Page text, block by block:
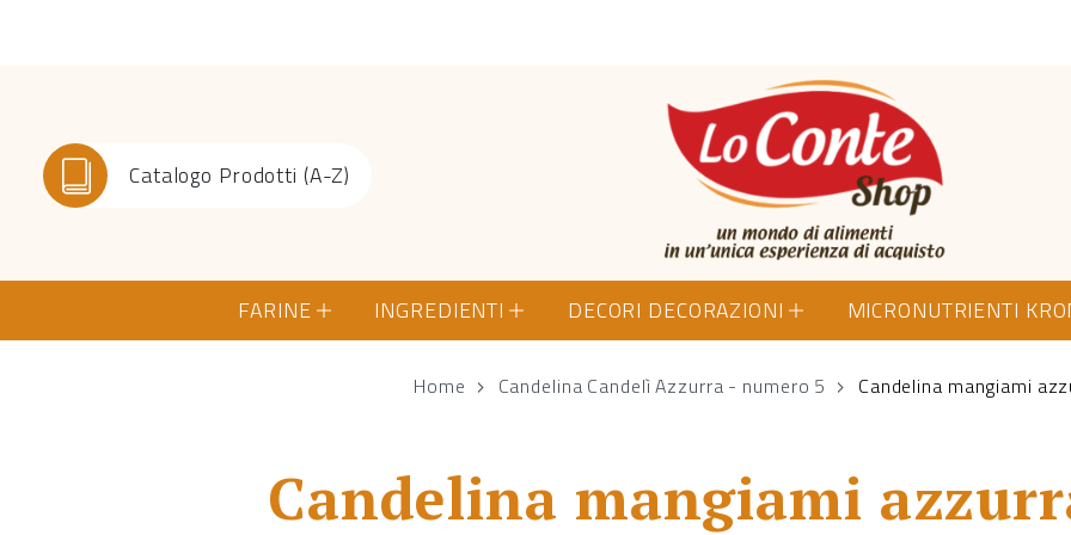
Catalogo Prodotti (A-Z)
Lo Conte Shop
FARINE INGREDIENTI DECORI DECORAZIONI MICRONUTRIENTI
Home Candelina Candelì Azzurra - numero 5 Candelina mangiami
Candelina mangiami